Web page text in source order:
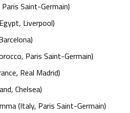
Saint-Germain)
Liverpool)
Paris Saint-Germain)
Real Madrid)
Chelsea)
(Italy, Paris Saint-Germain)